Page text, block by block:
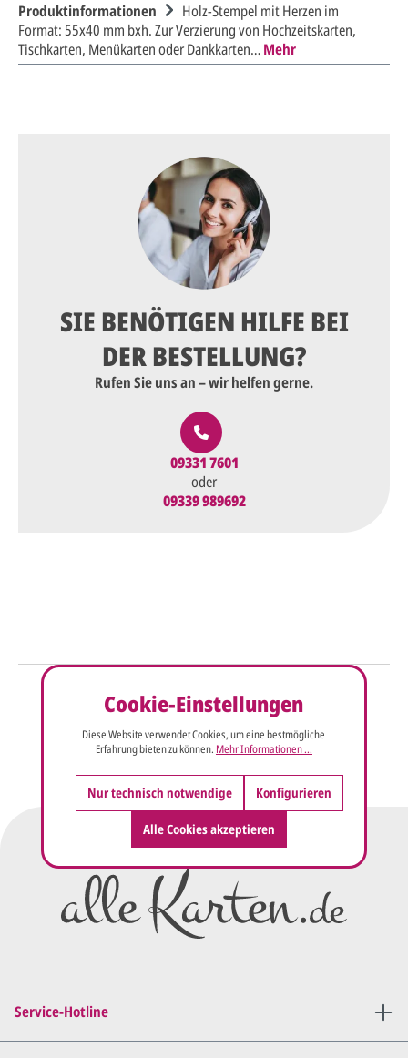
Produktinformationen
Holz-Stempel mit Herzen im
Format: 55x40 mm bxh. Zur Verzierung von Hochzeitskarten,
Tischkarten, Menükarten oder Dankkarten…Mehr
SIE BENÖTIGEN HILFE BEI
DER BESTELLUNG?
Rufen Sie uns an – wir helfen gerne.
09331 7601
oder
09339 989692
So einfach geht's
Sie senden uns IhreAnfrage
über dieses Formular mit Ihren
Druck.
Wir erstellen ein
Preisangebotund im
Anschluss den ersten
Entwurf/Korrekturabzug
Diesen senden wir Ihnen als
PDF per E-Mail.
uns, was Sie amEntwurf
Service-Hotline
Cookie-Einstellungen
Diese Website verwendet Cookies, um eine bestmögliche
Erfahrung bieten zu können. Mehr Informationen ...
Nur technisch notwendige Konfigurieren
Alle Cookies akzeptieren